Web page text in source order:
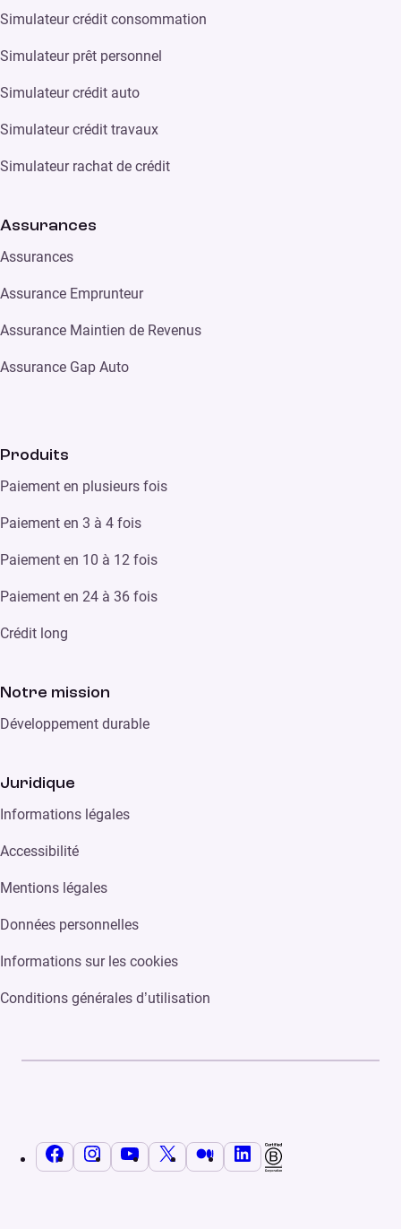
Simulateur crédit consommation
Simulateur prêt personnel
Simulateur crédit auto
Simulateur crédit travaux
Simulateur rachat de crédit
Assurances
Assurances
Assurance Emprunteur
Assurance Maintien de Revenus
Assurance Gap Auto
Produits
Paiement en plusieurs fois
Paiement en 3 à 4 fois
Paiement en 10 à 12 fois
Paiement en 24 à 36 fois
Crédit long
Notre mission
Développement durable
Juridique
Informations légales
Accessibilité
Mentions légales
Données personnelles
Informations sur les cookies
Conditions générales d’utilisation
FacebookInstagramYouTube MediumLinkedIn